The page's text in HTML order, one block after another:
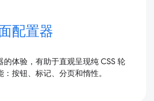
配置器
的体验，有助于直观呈现纯 CSS 轮
按钮、标记、分页和惰性。